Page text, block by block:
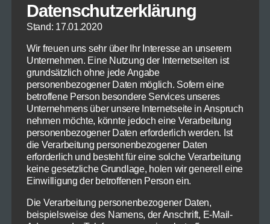
Endlich ist er da – der Sommer – und mit
steigenden Temperaturen und sinkenden
Corona-Inzidenzwerte wird es Zeit, über
Urlaub nachzudenken. Immerhin beginnen in
den ersten Bundesländern in wenigen Wochen
die Ferien. Da kommt die Spielidee „Ich packe
meinen Koffer..“, die sich sowohl in der
Kaffeepause wie auch auf dem Weg in den
Datenschutzerklärung
Stand: 17.01.2020
Wir freuen uns sehr über Ihr Interesse an unserem
Unternehmen. Eine Nutzung der Internetseiten ist
grundsätzlich ohne jede Angabe
personenbezogener Daten möglich. Sofern eine
betroffene Person besondere Services unseres
Unternehmens über unsere Internetseite in Anspruch
nehmen möchte, könnte jedoch eine Verarbeitung
personenbezogener Daten erforderlich werden. Ist
die Verarbeitung personenbezogener Daten
erforderlich und besteht für eine solche Verarbeitung
keine gesetzliche Grundlage, holen wir generell eine
Einwilligung der betroffenen Person ein.
Die Verarbeitung personenbezogener Daten,
beispielsweise des Namens, der Anschrift, E-Mail-